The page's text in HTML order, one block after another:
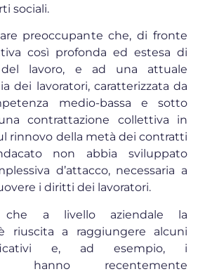
sociali.
preoccupante che, di fronte
così profonda ed estesa di
del lavoro, e ad una attuale
dei lavoratori, caratterizzata da
medio-bassa e sotto
contrattazione collettiva in
rinnovo della metà dei contratti
non abbia sviluppato
d’attacco, necessaria a
i diritti dei lavoratori.
a livello aziendale la
riuscita a raggiungere alcuni
e, ad esempio, i
hanno recentemente